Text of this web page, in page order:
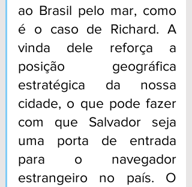
ao Brasil pelo mar, como
é o caso de Richard. A
vinda dele reforça a
posição geográfica
estratégica da nossa
cidade, o que pode fazer
com que Salvador seja
uma porta de entrada
para o navegador
estrangeiro no país. O